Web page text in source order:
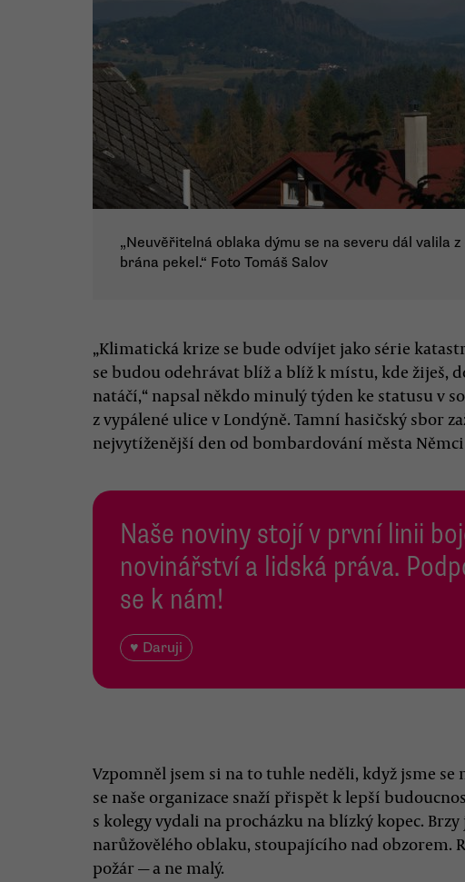
„Neuvěřitelná oblaka dýmu se na severu dál valila
brána pekel.“ Foto Tomáš Salov
„Klimatická krize se bude odvíjet jako série
se budou odehrávat blíž a blíž k místu, kde žiješ,
natáčí,“ napsal někdo minulý týden ke statusu v
z vypálené ulice v Londýně. Tamní hasičský sbor
nejvytíženější den od bombardování města Němci
Naše noviny stojí v první linii
novinářství a lidská práva.
se k nám!
♥ Daruji
Vzpomněl jsem si na to tuhle neděli, když jsme se
se naše organizace snaží přispět k lepší
s kolegy vydali na procházku na blízký kopec.
narůžovělého oblaku, stoupajícího nad obzorem.
požár — a ne malý.